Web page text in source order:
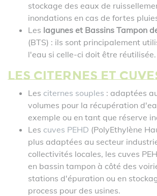
stockage des eaux de
inondations en cas de fortes
Les lagunes et Bassins Tampon
(BTS) : ils sont principalement
l'eau si celle-ci doit être réutilisée.
Les citernes et
Les citernes souples : adaptées
volumes pour la récupération
exemple ou en tant que réserve
Les cuves PEHD (PolyEthylène
plus adaptées au secteur
collectivités locales, les cuves
en bassin tampon à côté des
stations d'épuration ou en
process pour des usines.